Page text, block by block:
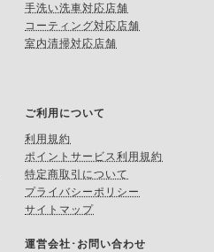
手洗い洗車対応店舗
コーティング対応店舗
室内清掃対応店舗
ご利用について
利用規約
ポイントサービス利用規約
特定商取引について
プライバシーポリシー
サイトマップ
運営会社･お問い合わせ